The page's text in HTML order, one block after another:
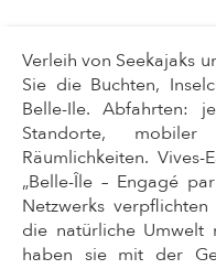
Verleih von Seekajaks
Sie die Buchten,
Belle-Ile. Abfahrten:
Standorte,
Räumlichkeiten.
„Belle-Île – Engagé
Netzwerks
die natürliche Umwelt
haben sie mit der